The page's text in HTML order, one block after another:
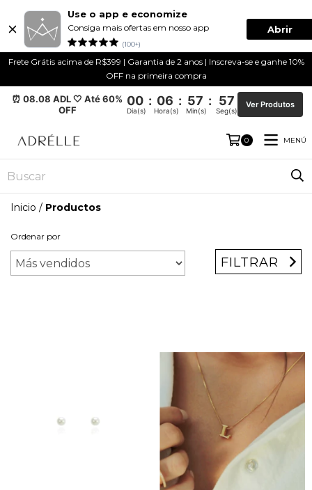
Use o app e economize
Consiga mais ofertas em nosso app
(100+)
Abrir
Frete Grátis acima de R$399 | Garantia de 2 anos | Inscreva-se e ganhe 10%
OFF na primeira compra
⏰ 08.08 ADL 🤍 Até 60%
OFF
00 : 06 : 57 : 56
Dia(s) Hora(s) Min(s) Seg(s)
Ver Produtos
0 MENÚ
Inicio / Productos
Ordenar por
FILTRAR